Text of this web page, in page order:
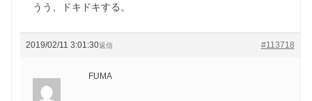
うう、ドキドキする。
2019/02/11 3:01:30 #113718
返信
FUMA